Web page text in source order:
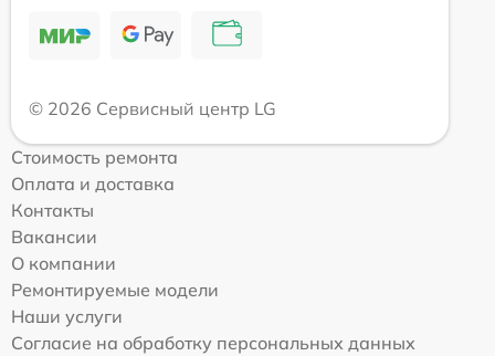
© 2026 Сервисный центр LG
Стоимость ремонта
Оплата и доставка
Контакты
Вакансии
О компании
Ремонтируемые модели
Наши услуги
Согласие на обработку персональных данных